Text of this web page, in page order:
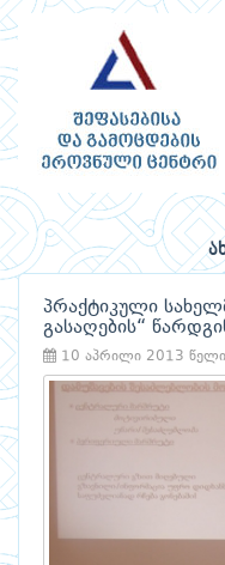
პრაქტიკული
გასაღების“
10 აპრილი 2013 წელი